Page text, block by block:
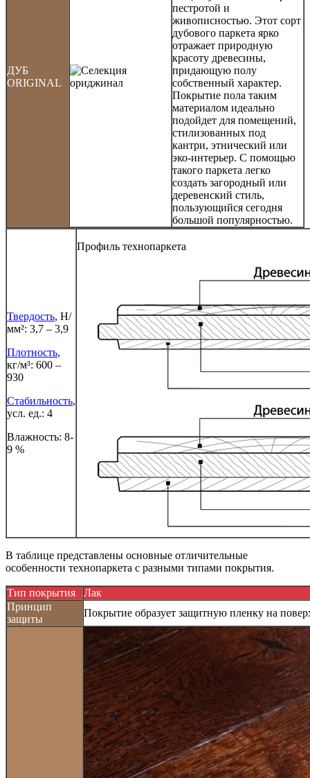
ДУБ
ORIGINAL
пестротой и
живописностью. Этот сорт
дубового паркета ярко
отражает природную
красоту древесины,
придающую полу
собственный характер.
Покрытие пола таким
материалом идеально
подойдет для помещений,
стилизованных под
кантри, этнический или
эко-интерьер. С помощью
такого паркета легко
создать загородный или
деревенский стиль,
пользующийся сегодня
большой популярностью.
Твердость, Н/
мм²: 3,7 – 3,9
Плотность,
кг/м³: 600 –
930
Стабильность,
усл. ед.: 4
Влажность: 8-
9 %
Профиль технопаркета
В таблице представлены основные отличительные
особенности технопаркета с разными типами покрытия.
Тип покрытия
Лак
Принцип
защиты
Покрытие образует защитную пленку на